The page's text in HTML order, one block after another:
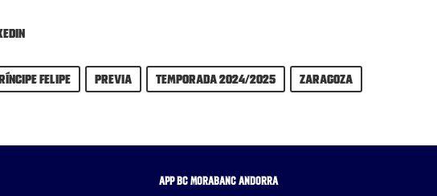
Felipe previa Temporada 2024/2025 Zaragoza
APP BC MORABANC ANDORRA